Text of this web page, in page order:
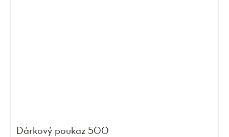
Dárkový poukaz 500